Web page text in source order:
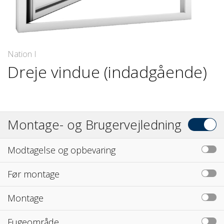
Nation I
Dreje vindue (indadgående)
Montage- og Brugervejledning
Modtagelse og opbevaring
Før montage
Montage